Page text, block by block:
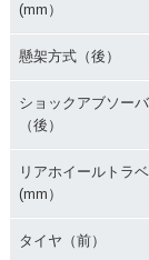
(mm）
懸架方式（後）
ショックアブソー
（後）
リアホイールトラ
(mm）
タイヤ（前）